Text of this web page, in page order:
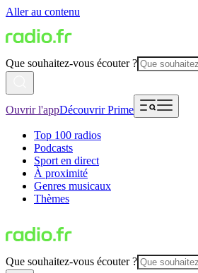
Aller au contenu
Que souhaitez-vous écouter ?
Ouvrir l'appDécouvrir Prime
Top 100 radios
Podcasts
Sport en direct
À proximité
Genres musicaux
Thèmes
Que souhaitez-vous écouter ?